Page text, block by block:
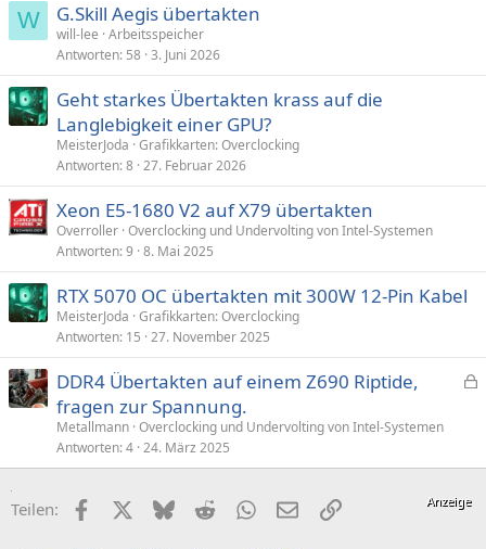
W G.Skill Aegis übertakten
will-lee Arbeitsspeicher
Antworten 58 3. Juni 2026
Geht starkes Übertakten krass auf die
Langlebigkeit einer GPU?
MeisterJoda Grafikkarten: Overclocking
Antworten 8 27. Februar 2026
Xeon E5-1680 V2 auf X79 übertakten
Overroller Overclocking und Undervolting von Intel-Systemen
Antworten 9 8. Mai 2025
RTX 5070 OC übertakten mit 300W 12-Pin Kabel
MeisterJoda Grafikkarten: Overclocking
Antworten 15 27. November 2025
e
DDR4 Übertakten auf einem Z690 Riptide,
fragen zur Spannung.
Metallmann Overclocking und Undervolting von Intel-Systemen
Antworten 4 24. März 2025
Teilen: FacebookX (Twitter)
BlueskyRedditWhatsApp
E-MailLink